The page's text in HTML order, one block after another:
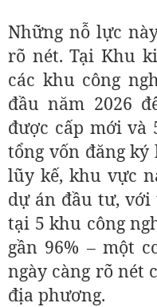
Những nỗ lực
rõ nét. Tại Khu
các khu công
đầu năm 2026
được cấp mới
tổng vốn đăng ký
lũy kế, khu vực
dự án đầu tư,
tại 5 khu công
gần 96% – một
ngày càng rõ nét
địa phương.